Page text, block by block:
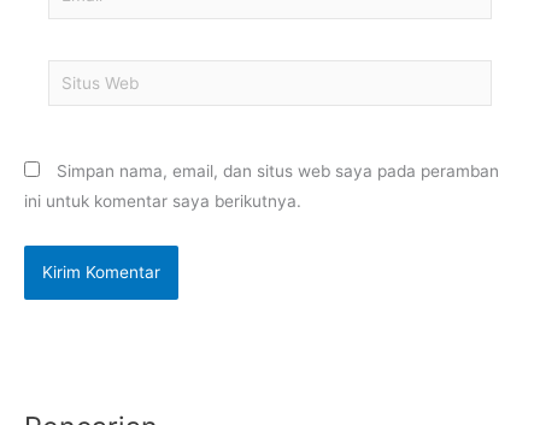
Situs
Web
Simpan nama, email, dan situs web saya pada peramban
ini untuk komentar saya berikutnya.